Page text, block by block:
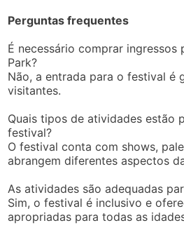
Perguntas frequentes
É necessário comprar ingressos
Park?
Não, a entrada para o festival é
visitantes.
Quais tipos de atividades estão
festival?
O festival conta com shows,
abrangem diferentes aspectos
As atividades são adequadas
Sim, o festival é inclusivo e
apropriadas para todas as